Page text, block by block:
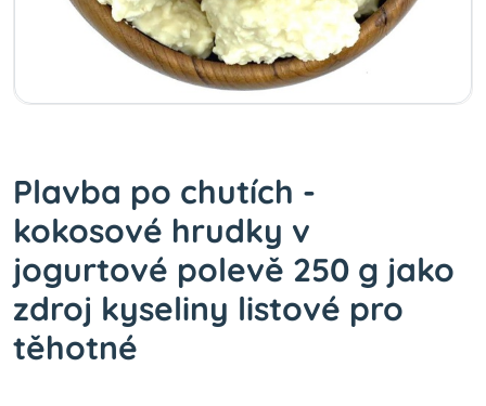
Plavba po chutích -
kokosové hrudky v
jogurtové polevě 250 g jako
zdroj kyseliny listové pro
těhotné